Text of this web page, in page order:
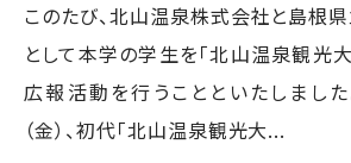
このたび、北山温泉株式会社と島根
として本学の学生を「北山温泉観光大
広報活動を行うことといたしまし
（金）、初代「北山温泉観光大...